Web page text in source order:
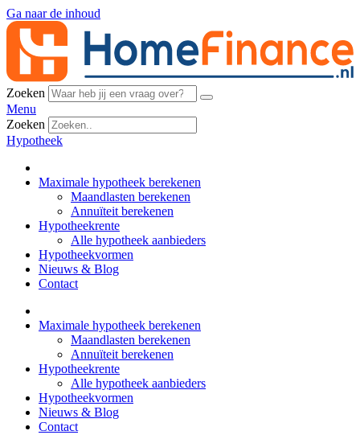
Ga naar de inhoud
Zoeken
Menu
Zoeken
Hypotheek
Maximale hypotheek berekenen
Maandlasten berekenen
Annuïteit berekenen
Hypotheekrente
Alle hypotheek aanbieders
Hypotheekvormen
Nieuws & Blog
Contact
Maximale hypotheek berekenen
Maandlasten berekenen
Annuïteit berekenen
Hypotheekrente
Alle hypotheek aanbieders
Hypotheekvormen
Nieuws & Blog
Contact